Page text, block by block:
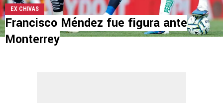
EX CHIVAS
Francisco Méndez fue figura ante
Monterrey